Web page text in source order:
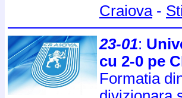
Craiova-
23-01:
cu 2-0 pe
Formatia